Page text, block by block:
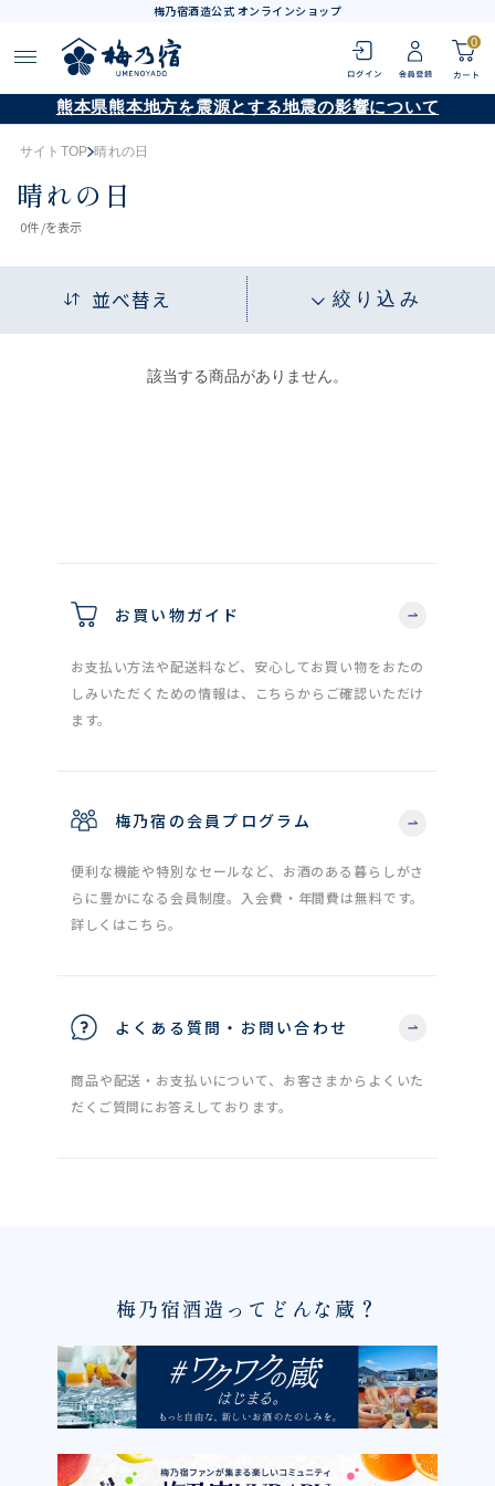
梅乃宿酒造公式 オンラインショップ
0
熊本県熊本地方を震源とする地震の影響について
サイトTOP 晴れの日
晴れの日
0件 /を表示
並べ替え 絞り込み
該当する商品がありません。
お買い物ガイド
お支払い方法や配送料など、安心してお買い物をおたの
しみいただくための情報は、こちらからご確認いただけ
ます。
梅乃宿の会員プログラム
便利な機能や特別なセールなど、お酒のある暮らしがさ
らに豊かになる会員制度。入会費・年間費は無料です。
詳しくはこちら。
よくある質問・お問い合わせ
商品や配送・お支払いについて、お客さまからよくいた
だくご質問にお答えしております。
梅乃宿酒造ってどんな蔵？